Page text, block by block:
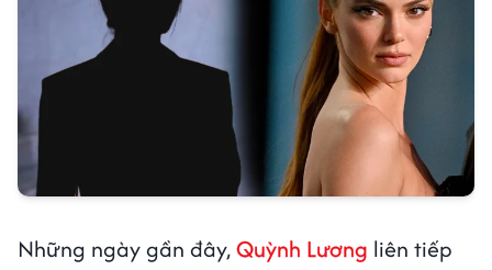
Những ngày gần đây,Quỳnh Lương liên tiếp